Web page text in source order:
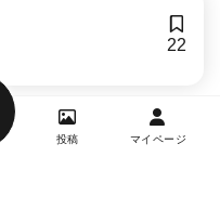
22
投稿 マイページ